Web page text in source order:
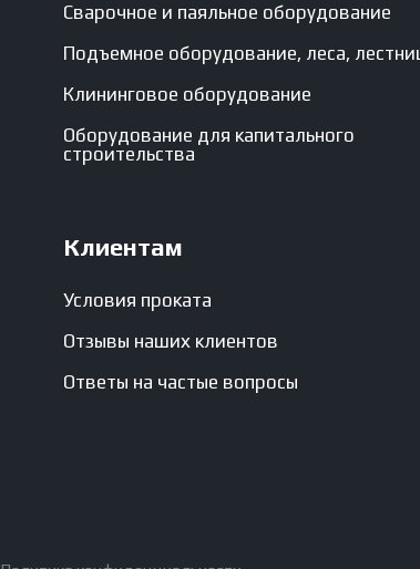
Сварочное и паяльное оборудование
Подъемное оборудование, леса,
Клининговое оборудование
Оборудование для капитального
строительства
Клиентам
Условия проката
Отзывы наших клиентов
Ответы на частые вопросы